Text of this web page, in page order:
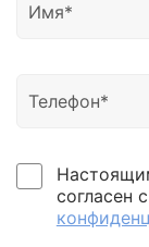
согласен